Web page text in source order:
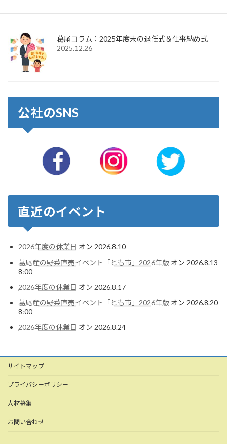
葛尾コラム：2025年度末の退任式＆仕事納め式
2025.12.26
公社のSNS
直近のイベント
2026年度の休業日 オン 2026.8.10
葛尾産の野菜直売イベント「とも市」2026年版 オン 2026.8.13
8:00
2026年度の休業日 オン 2026.8.17
葛尾産の野菜直売イベント「とも市」2026年版 オン 2026.8.20
8:00
2026年度の休業日 オン 2026.8.24
サイトマップ
プライバシーポリシー
人材募集
お問い合わせ